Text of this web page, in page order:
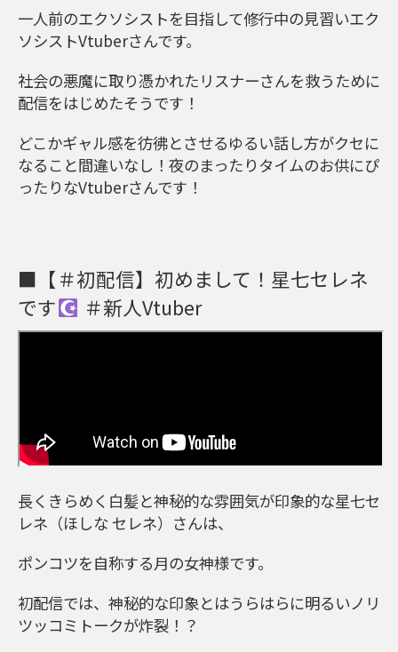
一人前のエクソシストを目指して修行中の見習いエク
ソシストVtuberさんです。
社会の悪魔に取り憑かれたリスナーさんを救うために
配信をはじめたそうです！
どこかギャル感を彷彿とさせるゆるい話し方がクセに
なること間違いなし！夜のまったりタイムのお供にぴ
ったりなVtuberさんです！
■【＃初配信】初めまして！星七セレネ
です
＃新人Vtuber
長くきらめく白髪と神秘的な雰囲気が印象的な星七セ
レネ（ほしな セレネ）さんは、
ポンコツを自称する月の女神様です。
初配信では、神秘的な印象とはうらはらに明るいノリ
ツッコミトークが炸裂！？